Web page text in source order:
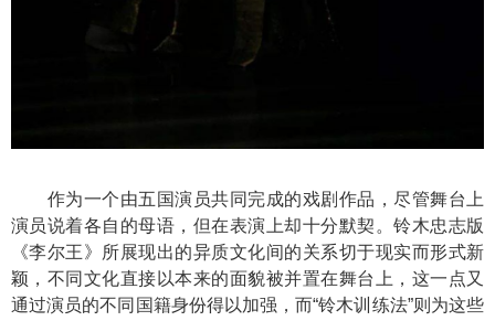
作为一个由五国演员共同完成的戏剧作品，尽管舞台上
演员说着各自的母语，但在表演上却十分默契。铃木忠志版
《李尔王》所展现出的异质文化间的关系切于现实而形式新
颖，不同文化直接以本来的面貌被并置在舞台上，这一点又
通过演员的不同国籍身份得以加强，而“铃木训练法”则为这些